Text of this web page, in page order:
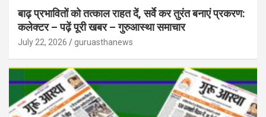
बाढ़ प्रभावितों को तत्काल राहत दें, सर्वे कर तुरंत बनाएं प्रकरण:
कलेक्टर – पढ़ें पूरी खबर – गुरुआस्था समाचार
July 22, 2026 guruasthanews